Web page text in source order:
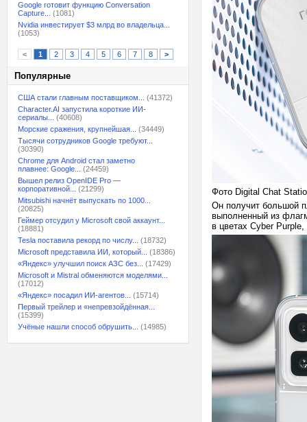
Google готовит функцию Conversation
Capture...
(1081)
Nvidia инвестирует $3 млрд во владельца...
(1053)
< 1 2 3 4 5 6 7 8 >
Популярные
США стали главным поставщиком...
(41372)
Character.AI запустила короткие ИИ-
сериалы...
(40608)
Морские сражения, крупнейшая...
(34449)
Тысячи сотрудников Google требуют...
(30390)
Chrome для Android стал заметно
плавнее: Google...
(24459)
Вышел релиз OpenIDE Pro —
корпоративной...
(21299)
Mitsubishi начнёт выпускать по 1000...
(20825)
Геймер отсудил у Microsoft свой аккаунт...
(18881)
Tesla поставила рекорд по числу...
(18732)
Microsoft представила ИИ, который...
(18386)
«Яндекс» улучшил поиск АЗС без...
(17429)
Microsoft и Mistral обменяются моделями...
(17012)
«Яндекс» посадил ИИ-агентов...
(15714)
Первый трейлер и «непревзойдённая...
(15399)
Учёные нашли способ обрушить...
(14985)
Фото Digital Chat
Он получит большой
выполненный из
в цветах Cyber